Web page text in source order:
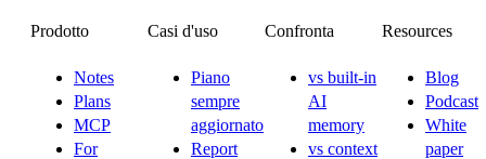
Prodotto
Notes
Plans
MCP
For
Casi d'uso
Piano
sempre
aggiornato
Report
Confronta
vs built-in
AI
memory
vs context
Resources
Blog
Podcast
White
paper